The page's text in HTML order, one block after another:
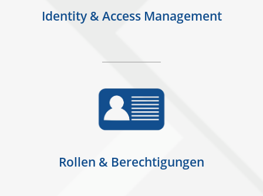
Identity & Access Management
Rollen & Berechtigungen